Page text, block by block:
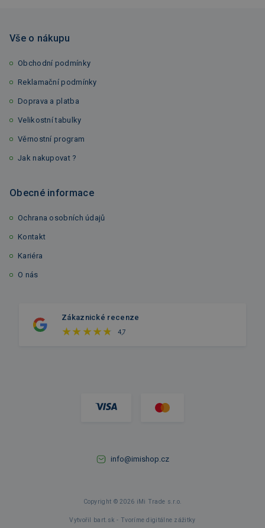
Vše o nákupu
Obchodní podmínky
Reklamační podmínky
Doprava a platba
Velikostní tabulky
Věrnostní program
Jak nakupovat ?
Obecné informace
Ochrana osobních údajů
Kontakt
Kariéra
O nás
Zákaznické recenze
4,7
info@imishop.cz
Copyright © 2026 iMi Trade s.r.o.
Vytvořil bart.sk - Tvoríme digitálne zážitky